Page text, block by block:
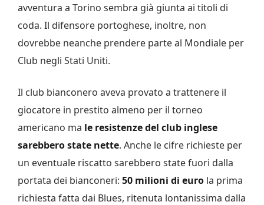
avventura a Torino sembra già giunta ai titoli di
coda. Il difensore portoghese, inoltre, non
dovrebbe neanche prendere parte al Mondiale per
Club negli Stati Uniti.
Il club bianconero aveva provato a trattenere il
giocatore in prestito almeno per il torneo
americano ma le resistenze del club inglese
sarebbero state nette. Anche le cifre richieste per
un eventuale riscatto sarebbero state fuori dalla
portata dei bianconeri: 50 milioni di euro la prima
richiesta fatta dai Blues, ritenuta lontanissima dalla